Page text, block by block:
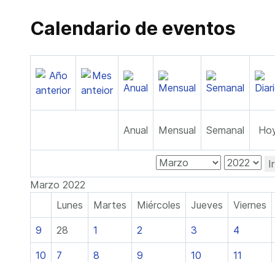
Calendario de eventos
Anual Mensual Semanal
Marzo 2022
Lunes
Martes Miércoles Jueves Viernes
9 28 1 2 3 4
10 7 8 9 10 11